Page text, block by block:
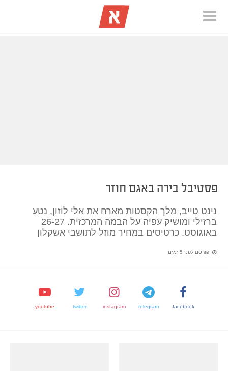
פסטיבל בירה באגם חוזר
נינט טייב, מלך הקסטות מארח את אלי לוזון, נטע
ברזילי ומושיק עפיה על הבמה המרכזית. 26-27
באוגוסט. כרטיסים במחיר מוזל לתושבי אשקלון
פורסם לפני 5 ימים
facebook
telegram
instagram
twitter
youtube